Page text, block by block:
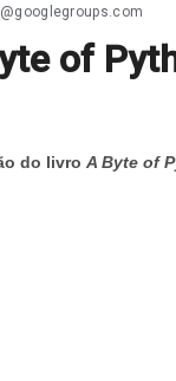
of
do livro A Byte of